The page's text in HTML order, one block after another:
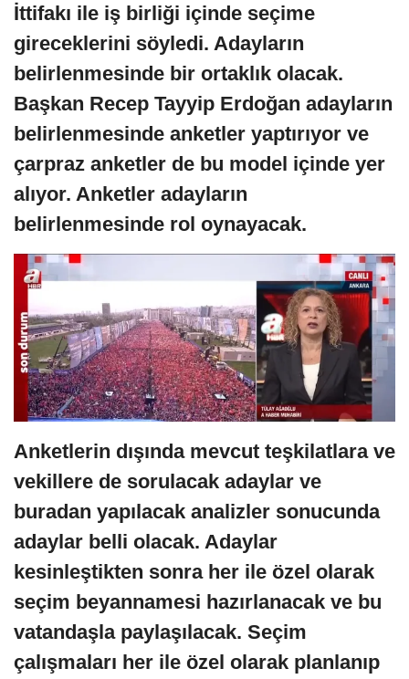
İttifakı ile iş birliği içinde seçime
gireceklerini söyledi. Adayların
belirlenmesinde bir ortaklık olacak.
Başkan Recep Tayyip Erdoğan adayların
belirlenmesinde anketler yaptırıyor ve
çarpraz anketler de bu model içinde yer
alıyor. Anketler adayların
belirlenmesinde rol oynayacak.
Anketlerin dışında mevcut teşkilatlara ve
vekillere de sorulacak adaylar ve
buradan yapılacak analizler sonucunda
adaylar belli olacak. Adaylar
kesinleştikten sonra her ile özel olarak
seçim beyannamesi hazırlanacak ve bu
vatandaşla paylaşılacak. Seçim
çalışmaları her ile özel olarak planlanıp